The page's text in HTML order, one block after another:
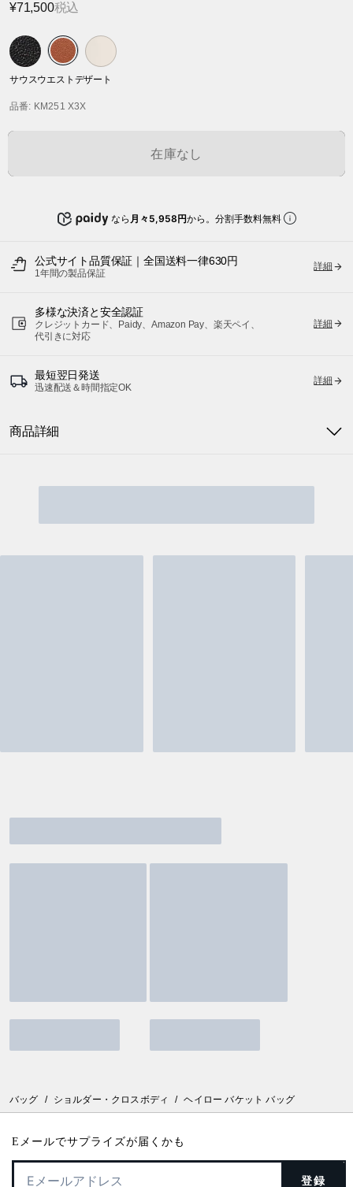
¥71,500税込
サウスウエストデザート
品番: KM251 X3X
在庫なし
なら 月々5,958円から。分割手数料無料
公式サイト品質保証｜全国送料一律630円
1年間の製品保証
詳細
多様な決済と安全認証
クレジットカード、Paidy、Amazon Pay、楽天ペイ、
代引きに対応
詳細
最短翌日発送
迅速配送＆時間指定OK
詳細
商品詳細
バッグ / ショルダー・クロスボディ / ヘイロー バケット バッグ
Eメールでサプライズが届くかも
登録